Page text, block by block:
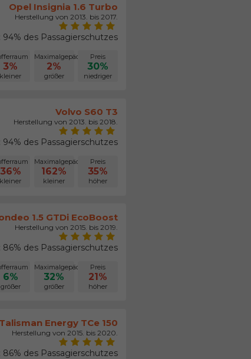
Opel Insignia 1.6 Turbo
Herstellung von 2013. bis 2017.
94% des Passagierschutzes
3%
kleiner
Maximalgepäck
2%
größer
Preis
30%
niedriger
Volvo S60 T3
Herstellung von 2013. bis 2018.
94% des Passagierschutzes
36%
kleiner
Maximalgepäck
162%
kleiner
Preis
35%
höher
1.5 GTDi EcoBoost
Herstellung von 2015. bis 2019.
86% des Passagierschutzes
6%
größer
Maximalgepäck
32%
größer
Preis
21%
höher
Energy TCe 150
Herstellung von 2015. bis 2020.
86% des Passagierschutzes